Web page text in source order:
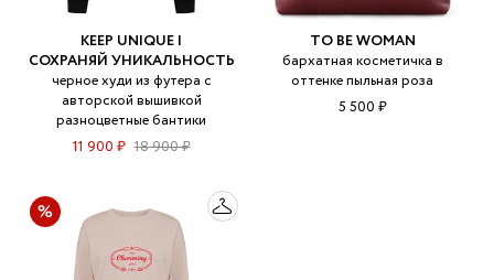
KEEP UNIQUE |
СОХРАНЯЙ УНИКАЛЬНОСТЬ
черное худи из футера с
авторской вышивкой
разноцветные бантики
11 900 ₽ 18 900 ₽
TO BE WOMAN
бархатная косметичка в
оттенке пыльная роза
5 500 ₽